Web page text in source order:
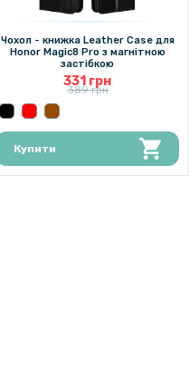
Чохол - книжка Leather Case для
Honor Magic8 Pro з магнітною
застібкою
331 грн
389 грн
Купити